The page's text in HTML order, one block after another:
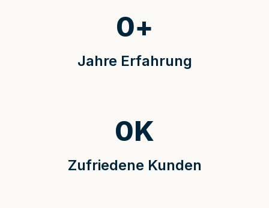
Jahre Erfahrung
0+
Zufriedene Kunden
0K